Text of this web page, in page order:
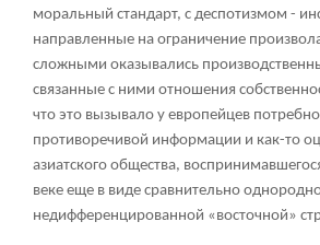
моральный стандарт, с деспотизмом -
направленные на ограничение
сложными оказывались
связанные с ними отношения
что это вызывало у европейцев
противоречивой информации и как-то
азиатского общества,
веке еще в виде сравнительно
недифференцированной «восточной»